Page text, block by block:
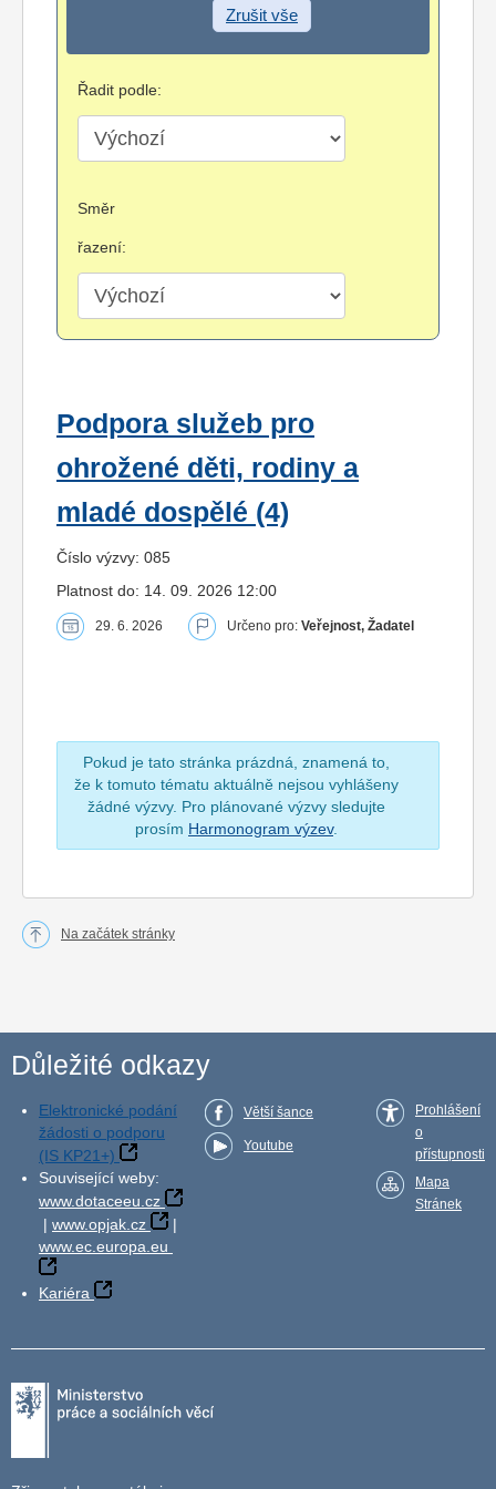
Zrušit vše
Řadit podle:
Směr
řazení:
Podpora služeb pro
ohrožené děti, rodiny a
mladé dospělé (4)
Číslo výzvy: 085
Platnost do: 14. 09. 2026 12:00
29. 6. 2026 Určeno pro: Veřejnost, Žadatel
Pokud je tato stránka prázdná, znamená to,
že k tomuto tématu aktuálně nejsou vyhlášeny
žádné výzvy. Pro plánované výzvy sledujte
prosím Harmonogram výzev.
Na začátek stránky
Důležité odkazy
Elektronické podání
žádosti o podporu
(IS KP21+)
Související weby:
www.dotaceeu.cz
| www.opjak.cz
|
www.ec.europa.eu
Kariéra
Větší šance
Youtube
Prohlášení
o
přístupnosti
Mapa
Stránek